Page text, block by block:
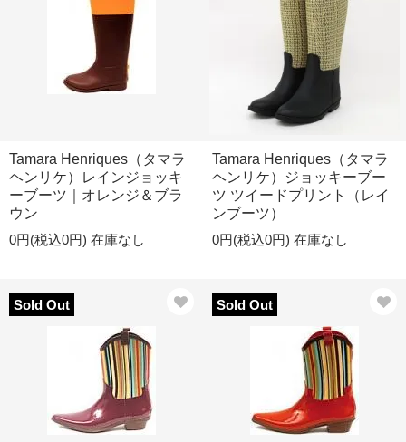
Tamara Henriques（タマラ
ヘンリケ）レインジョッキ
ーブーツ｜オレンジ＆ブラ
ウン
0円(税込0円) 在庫なし
Tamara Henriques（タマラ
ヘンリケ）ジョッキーブー
ツ ツイードプリント（レイ
ンブーツ）
0円(税込0円) 在庫なし
Sold Out Sold Out